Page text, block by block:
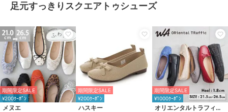
足元すっきりスクエアトゥシューズ
期間限定SALE
¥200ｸｰﾎﾟﾝ
メヌエ
期間限定SALE
¥200ｸｰﾎﾟﾝ
ハスキー
期間限定SALE
¥1000ｸｰﾎﾟﾝ
オリエンタルトラフィック